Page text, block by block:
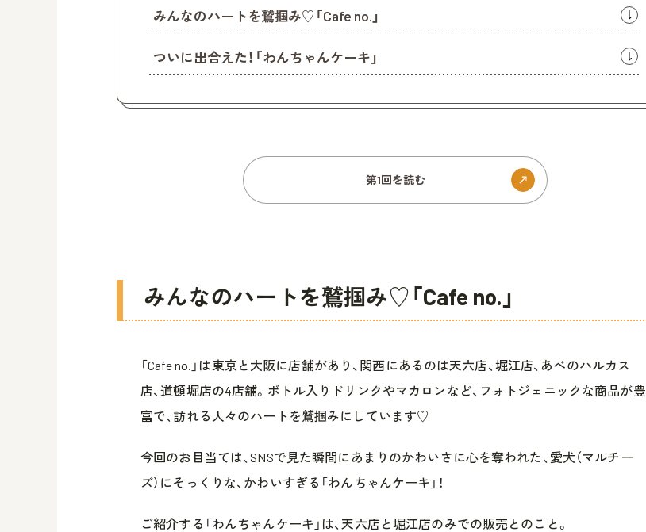
みんなのハートを鷲掴み♡「Cafe no.」
ついに出合えた！「わんちゃんケーキ」
第1回を読む
みんなのハートを鷲掴み♡「Cafe no.」
「Cafe no.」は東京と大阪に店舗があり、関西にあるのは天六店、堀江店、あべのハルカス
店、道頓堀店の4店舗。ボトル入りドリンクやマカロンなど、フォトジェニックな商品が豊
富で、訪れる人々のハートを鷲掴みにしています♡
今回のお目当ては、SNSで見た瞬間にあまりのかわいさに心を奪われた、愛犬（マルチー
ズ）にそっくりな、かわいすぎる「わんちゃんケーキ」！
ご紹介する「わんちゃんケーキ」は、天六店と堀江店のみでの販売とのこと。